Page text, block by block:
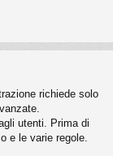
richiede solo
utenti. Prima di
e le varie regole.